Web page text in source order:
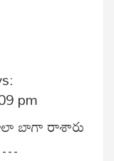
pm
బాగా రాశారు
…